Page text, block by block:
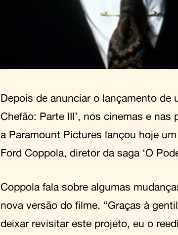
Depois de anunciar o lançamento de
Chefão: Parte III’, nos cinemas e
a Paramount Pictures lançou hoje
Ford Coppola, diretor da saga ‘O
Coppola fala sobre algumas
nova versão do filme. “Graças à
deixar revisitar este projeto, eu o